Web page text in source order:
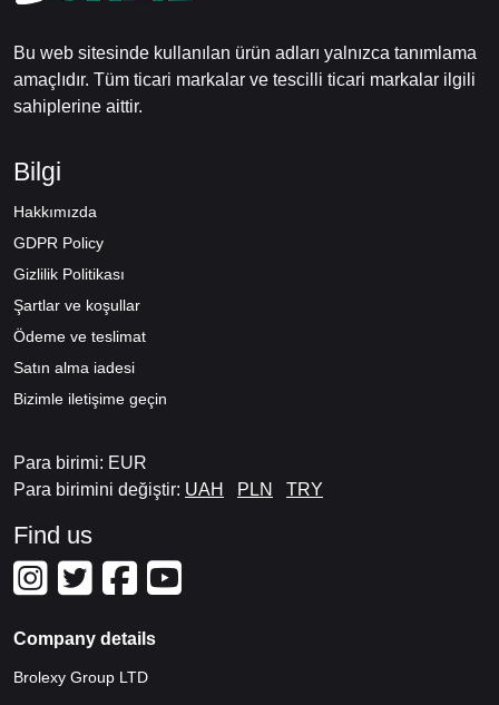
Bu web sitesinde kullanılan ürün adları yalnızca tanımlama
amaçlıdır. Tüm ticari markalar ve tescilli ticari markalar ilgili
sahiplerine aittir.
Bilgi
Hakkımızda
GDPR Policy
Gizlilik Politikası
Şartlar ve koşullar
Ödeme ve teslimat
Satın alma iadesi
Bizimle iletişime geçin
Para birimi: EUR
Para birimini değiştir: UAH PLN TRY
Find us
Company details
Brolexy Group LTD